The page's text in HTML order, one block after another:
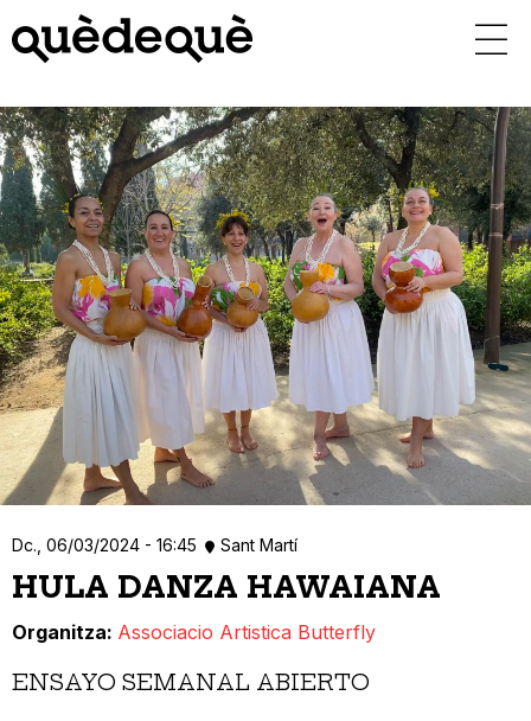
contingut
Dc., 06/03/2024 - 16:45 Sant Martí
HULA DANZA HAWAIANA
Organitza Associacio Artistica Butterfly
ENSAYO SEMANAL ABIERTO